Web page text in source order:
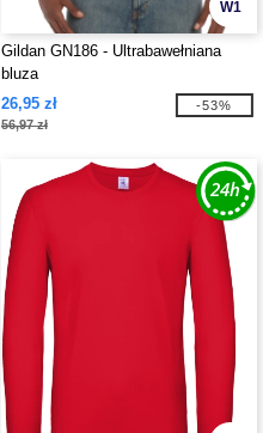
W1
Gildan GN186 - Ultrabawełniana
bluza
26,95 zł
56,97 zł
-53%